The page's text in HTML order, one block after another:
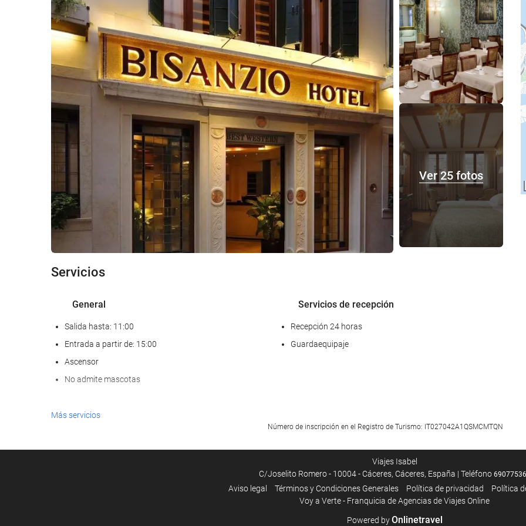
Ver 25 fotos
Servicios
General
Salida hasta: 11:00
Entrada a partir de: 15:00
Ascensor
No admite mascotas
Servicios de recepción
Recepción 24 horas
Guardaequipaje
Comida y bebida
Wifi gratis
Más servicios
Número de inscripción en el Registro de Turismo: IT027042A1QSMCMTQN
Viajes Isabel
C/Joselito Romero - 10004 - Cáceres, Cáceres, España | Teléfono
Aviso legal Términos y Condiciones Generales Polí­tica de privacidad
Política
Voy a Verte - Franquicia de Agencias de Viajes Online
Powered byOnlinetravel